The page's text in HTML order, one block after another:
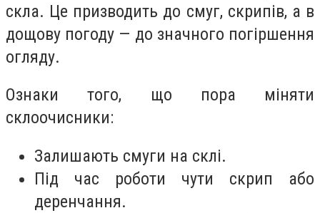
скла. Це призводить до смуг, скрипів, а в
дощову погоду — до значного погіршення
огляду.
Ознаки того, що пора міняти
склоочисники:
Залишають смуги на склі.
Під час роботи чути скрип або
деренчання.